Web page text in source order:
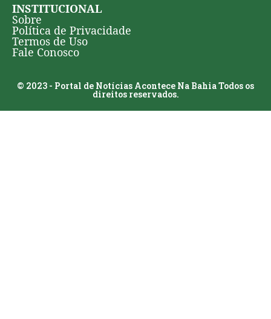
INSTITUCIONAL
Sobre
Política de Privacidade
Termos de Uso
Fale Conosco
© 2023 - Portal de Notícias Acontece Na Bahia Todos os
direitos reservados.